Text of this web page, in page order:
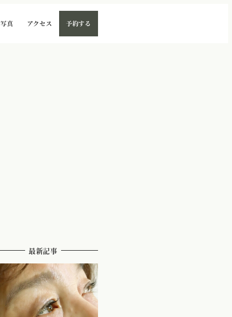
写真 アクセス 予約する
最新記事